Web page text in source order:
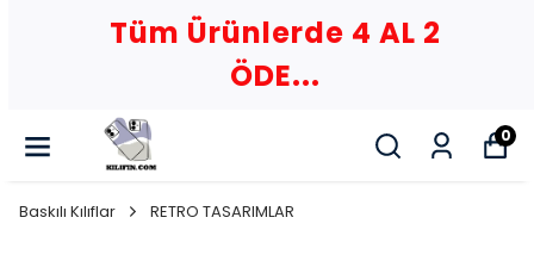
Tüm Ürünlerde 4 AL 2
ÖDE...
0
Baskılı Kılıflar RETRO TASARIMLAR